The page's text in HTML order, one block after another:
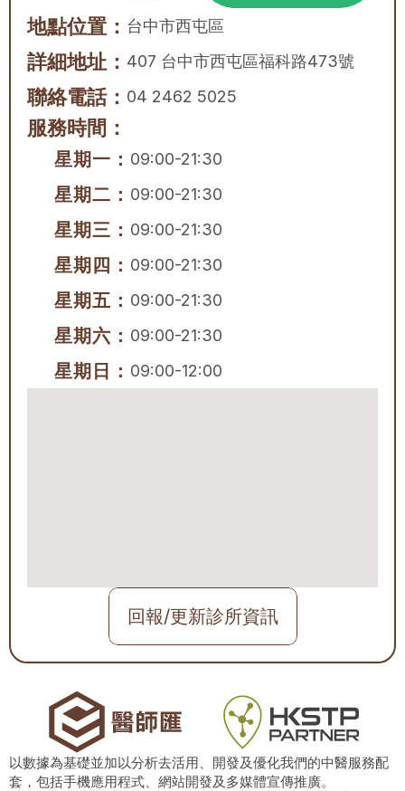
地點位置： 台中市西屯區
詳細地址： 407 台中市西屯區福科路473號
聯絡電話： 04 2462 5025
服務時間：
星期一： 09:00-21:30
星期二： 09:00-21:30
星期三： 09:00-21:30
星期四： 09:00-21:30
星期五： 09:00-21:30
星期六： 09:00-21:30
星期日： 09:00-12:00
回報/更新診所資訊
以數據為基礎並加以分析去活用、開發及優化我們的中醫服務配
套，包括手機應用程式、網站開發及多媒體宣傳推廣。